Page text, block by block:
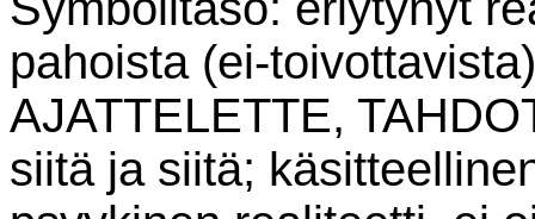
pahoista (ei-
AJATTELETTE,
siitä ja siitä;